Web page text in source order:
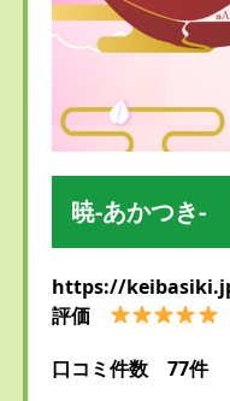
暁-あかつき-
https://
評価
口コミ件数 77件